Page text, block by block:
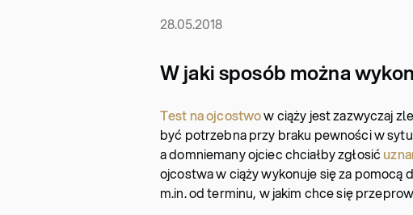
28.05.2018
W jaki sposób można
Test na ojcostwow ciąży jest zazwyczaj
być potrzebna przy braku pewności w
a domniemany ojciec chciałby zgłosić
ojcostwa w ciąży wykonuje się za
m.in. od terminu, w jakim chce się